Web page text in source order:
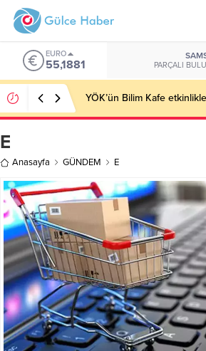
EURO
55,1881 PARÇALI
YÖK’ün Bilim Kafe
E
Anasayfa GÜNDEM E